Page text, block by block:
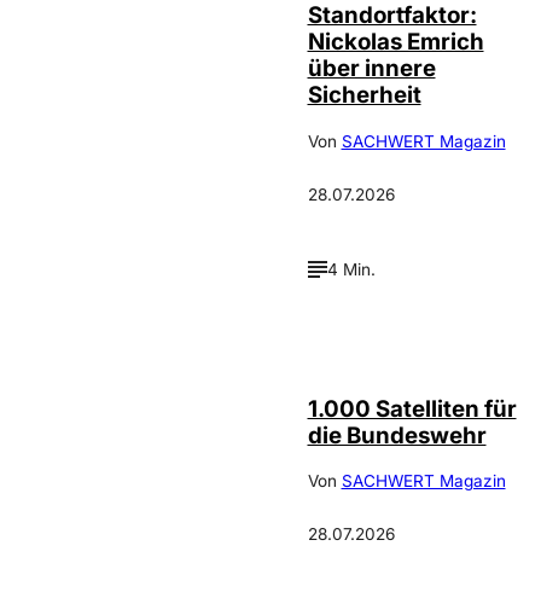
Standortfaktor:
Nickolas Emrich
über innere
Sicherheit
Von SACHWERT Magazin
28.07.2026
4 Min.
1.000 Satelliten für
die Bundeswehr
Von SACHWERT Magazin
28.07.2026